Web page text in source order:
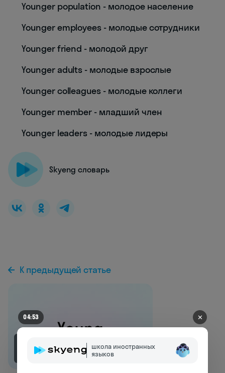
Younger population - молодое население
Younger employees - молодые сотрудники
Younger friend - молодой друг
Younger adults - молодые взрослые
Younger colleagues - молодые коллеги
Younger member - младший член
Younger leaders - молодые лидеры
Skyeng словарь
К предыдущей статье
2.7K
04:49 ✕
школа иностранных
языков